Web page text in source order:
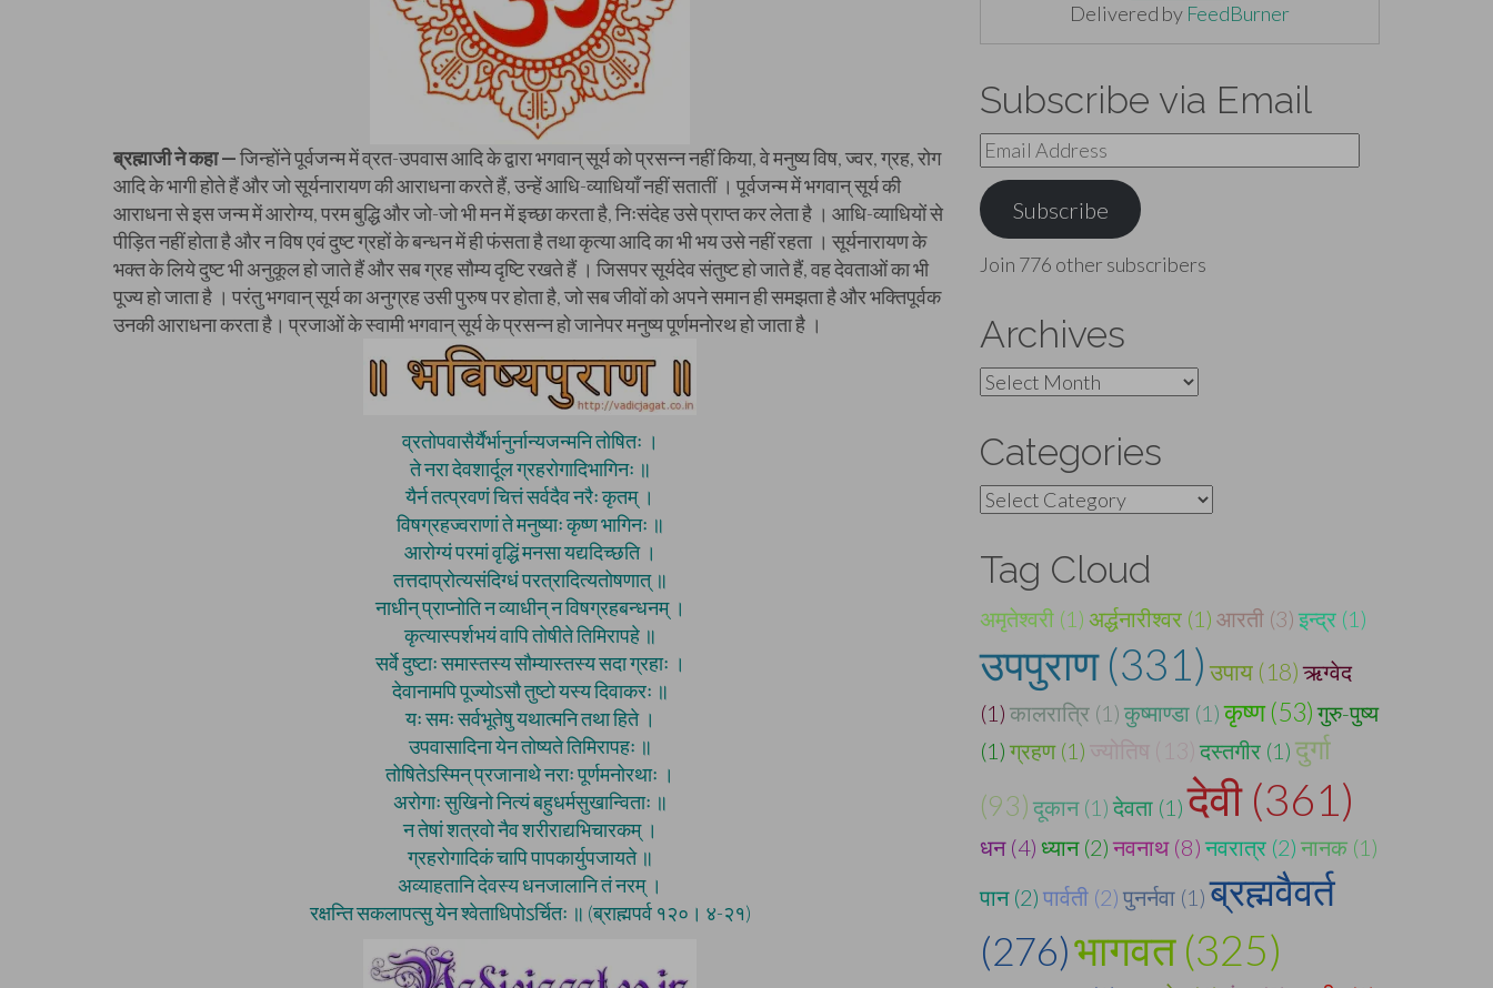
ब्रह्माजी ने कहा —जिन्होंने पूर्वजन्म में व्रत-उपवास आदि के द्वारा भगवान् सूर्य को प्रसन्न नहीं किया, वे मनुष्य विष, ज्वर, ग्रह, रोग
आदि के भागी होते हैं और जो सूर्यनारायण की आराधना करते हैं, उन्हें आधि-व्याधियाँ नहीं सतातीं । पूर्वजन्म में भगवान् सूर्य की
आराधना से इस जन्म में आरोग्य, परम बुद्धि और जो-जो भी मन में इच्छा करता है, निःसंदेह उसे प्राप्त कर लेता है । आधि-व्याधियों से
पीड़ित नहीं होता है और न विष एवं दुष्ट ग्रहों के बन्धन में ही फंसता है तथा कृत्या आदि का भी भय उसे नहीं रहता । सूर्यनारायण के
भक्त के लिये दुष्ट भी अनुकूल हो जाते हैं और सब ग्रह सौम्य दृष्टि रखते हैं । जिसपर सूर्यदेव संतुष्ट हो जाते हैं, वह देवताओं का भी
पूज्य हो जाता है । परंतु भगवान् सूर्य का अनुग्रह उसी पुरुष पर होता है, जो सब जीवों को अपने समान ही समझता है और भक्तिपूर्वक
उनकी आराधना करता है। प्रजाओं के स्वामी भगवान् सूर्य के प्रसन्न हो जानेपर मनुष्य पूर्णमनोरथ हो जाता है ।
व्रतोपवासैर्यैर्भानुर्नान्यजन्मनि तोषितः ।
ते नरा देवशार्दूल ग्रहरोगादिभागिनः ॥
यैर्न तत्प्रवणं चित्तं सर्वदैव नरैः कृतम् ।
विषग्रहज्वराणां ते मनुष्याः कृष्ण भागिनः ॥
आरोग्यं परमां वृद्धिं मनसा यद्यदिच्छति ।
तत्तदाप्रोत्यसंदिग्धं परत्रादित्यतोषणात् ॥
नाधीन् प्राप्नोति न व्याधीन् न विषग्रहबन्धनम् ।
कृत्यास्पर्शभयं वापि तोषीते तिमिरापहे ॥
सर्वे दुष्टाः समास्तस्य सौम्यास्तस्य सदा ग्रहाः ।
देवानामपि पूज्योऽसौ तुष्टो यस्य दिवाकरः ॥
यः समः सर्वभूतेषु यथात्मनि तथा हिते ।
उपवासादिना येन तोष्यते तिमिरापहः ॥
तोषितेऽस्मिन् प्रजानाथे नराः पूर्णमनोरथाः ।
अरोगाः सुखिनो नित्यं बहुधर्मसुखान्विताः ॥
न तेषां शत्रवो नैव शरीराद्यभिचारकम् ।
ग्रहरोगादिकं चापि पापकार्युपजायते ॥
अव्याहतानि देवस्य धनजालानि तं नरम् ।
रक्षन्ति सकलापत्सु येन श्वेताधिपोऽर्चितः ॥ (ब्राह्मपर्व १२०। ४-२१)
Delivered by FeedBurner
Subscribe via Email
Email
Address
Subscribe
Join 776 other subscribers
Archives
Archives
Categories
Categories
Tag Cloud
अमृतेश्वरी (1) अर्द्धनारीश्वर (1) आरती (3) इन्द्र (1)
उपपुराण (331) उपाय (18) ऋग्वेद
(1) कालरात्रि (1) कुष्माण्डा (1) कृष्ण (53) गुरु-पुष्य
(1) ग्रहण (1) ज्योतिष (13) दस्तगीर (1) दुर्गा
(93) दूकान (1) देवता (1) देवी (361)
धन (4) ध्यान (2) नवनाथ (8) नवरात्र (2) नानक (1)
पान (2) पार्वती (2) पुनर्नवा (1) ब्रह्मवैवर्त
(276)भागवत (325)